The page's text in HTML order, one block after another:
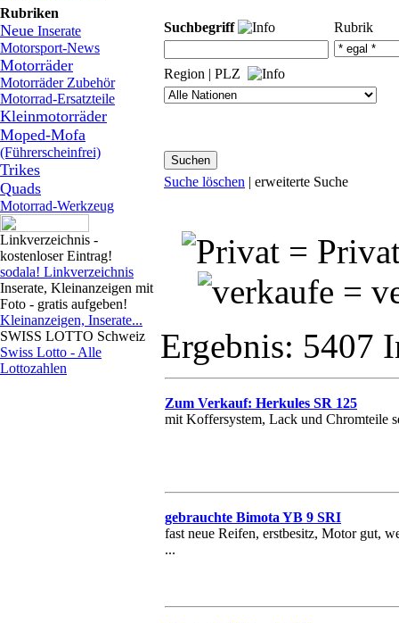
Rubriken
Neue Inserate
Motorsport-News
Motorräder
Motorräder Zubehör
Motorrad-Ersatzteile
Kleinmotorräder
Moped-Mofa
(Führerscheinfrei)
Trikes
Quads
Motorrad-Werkzeug
Linkverzeichnis -
kostenloser Eintrag!
sodala! Linkverzeichnis
Inserate, Kleinanzeigen mit
Foto - gratis aufgeben!
Kleinanzeigen, Inserate...
SWISS LOTTO Schweiz
Swiss Lotto - Alle
Lottozahlen
Suchbegriff Rubrik
Region | PLZ
Suche löschen | erweiterte Suche
=
=
Ergebnis: 5407
Zum Verkauf: Herkules SR 125
mit Koffersystem, Lack und Chromteile
gebrauchte Bimota YB 9 SRI
fast neue Reifen, erstbesitz, Motor gut,
...